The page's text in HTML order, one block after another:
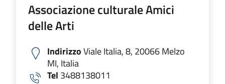
Associazione culturale Amici
delle Arti
IndirizzoViale Italia, 8, 20066 Melzo
MI, Italia
Tel 3488138011